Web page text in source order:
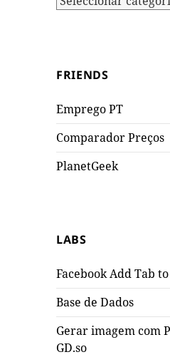
FRIENDS
Emprego PT
Comparador Preços
PlanetGeek
LABS
Facebook Add Tab to
Base de Dados
Gerar imagem com
GD.so